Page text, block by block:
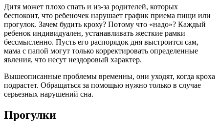
Дитя может плохо спать и из-за родителей, которых
беспокоит, что ребеночек нарушает график приема пищи или
прогулок. Зачем будить кроху? Потому что «надо»? Каждый
ребенок индивидуален, устанавливать жесткие рамки
бессмысленно. Пусть его распорядок дня выстроится сам,
мама с папой могут только корректировать определенные
явления, что несут нездоровый характер.
Вышеописанные проблемы временны, они уходят, когда кроха
подрастет. Обращаться за помощью нужно только в случае
серьезных нарушений сна.
Прогулки